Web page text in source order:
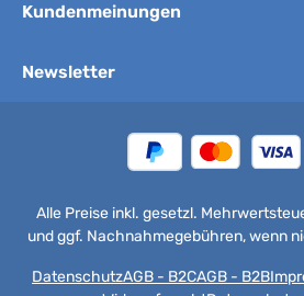
Kundenmeinungen
Newsletter
Alle Preise inkl. gesetzl.
und ggf. Nachnahmegebühren, wenn
DatenschutzAGB - B2CAGB - B2B